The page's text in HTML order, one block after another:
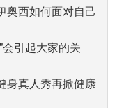
奥西如何面对自己
引起大家的关
身真人秀再掀健康